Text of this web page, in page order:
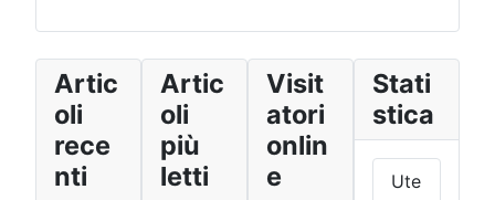
Artic
oli
rece
nti
Artic
oli
più
letti
Visit
atori
onlin
e
Stati
stica
Ute